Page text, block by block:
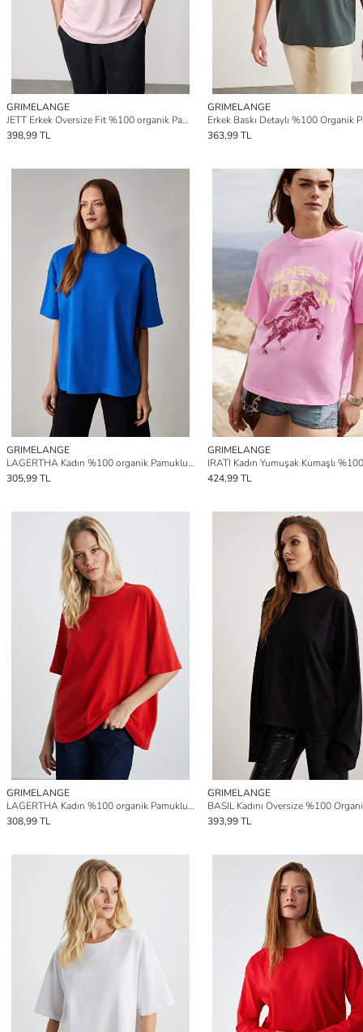
GRIMELANGE
JETT Erkek Oversize Fit %100 organik Pamuk Kalın Dokulu Bisiklet Yakalı AÇIK PEMBE T-Shirt
398,99 TL
GRIMELANGE
363,99 TL
GRIMELANGE
LAGERTHA Kadın %100 organik Pamuklu Kalın Dokulu Oversize Fit Yuvarlak Yakalı MAVİ T-Shirt
305,99 TL
GRIMELANGE
424,99 TL
GRIMELANGE
LAGERTHA Kadın %100 organik Pamuklu Kalın Dokulu Oversize Fit Yuvarlak Yakalı KIRMIZI T-Shirt
308,99 TL
GRIMELANGE
393,99 TL